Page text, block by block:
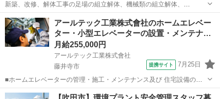
新築、改修、解体工事の足場の組立解体、機械類の組立解体、
TC.LSEV.組立解体作業を行っております。 人手不足につき協力業者
様等、御協力頂けると助かります。 共に働く作業員も随時募集してお
ります。 アルバイトでも可能です...
大阪 堺市 鳶職 足場
アールテック工業株式會社のホームエレベー
ター・小型エレベーターの設置・メンテナ…
月給255,000円
アールテック工業株式會社
藤井寺市
提携サイト 7月25日
■ホームエレベーターの管理・施工・メンテナンス及び 住宅設備の取
り付けなど （サービス技術職です） ※設置工事は2～3名で、チームを
大阪 藤井寺市 鳶職